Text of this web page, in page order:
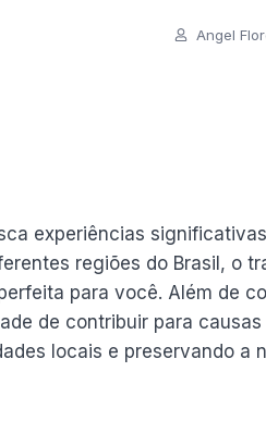
Angel
experiências
regiões do Brasil, o
para você. Além de
de contribuir para
locais e preservando a